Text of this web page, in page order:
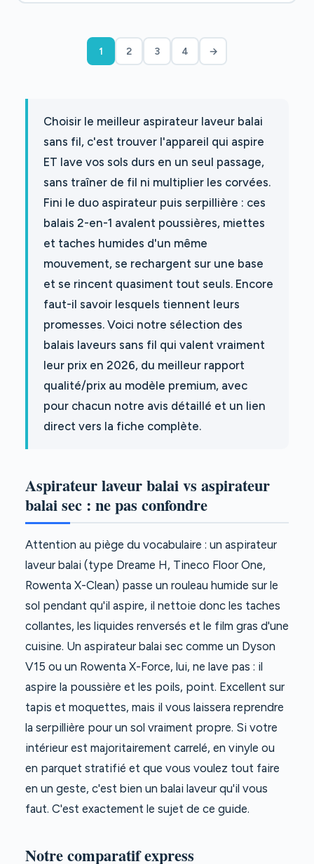
1 2 3 4 →
Choisir le meilleur aspirateur laveur balai
sans fil, c'est trouver l'appareil qui aspire
ET lave vos sols durs en un seul passage,
sans traîner de fil ni multiplier les corvées.
Fini le duo aspirateur puis serpillière : ces
balais 2-en-1 avalent poussières, miettes
et taches humides d'un même
mouvement, se rechargent sur une base
et se rincent quasiment tout seuls. Encore
faut-il savoir lesquels tiennent leurs
promesses. Voici notre sélection des
balais laveurs sans fil qui valent vraiment
leur prix en 2026, du meilleur rapport
qualité/prix au modèle premium, avec
pour chacun notre avis détaillé et un lien
direct vers la fiche complète.
Aspirateur laveur balai vs aspirateur
balai sec : ne pas confondre
Attention au piège du vocabulaire : un aspirateur
laveur balai (type Dreame H, Tineco Floor One,
Rowenta X-Clean) passe un rouleau humide sur le
sol pendant qu'il aspire, il nettoie donc les taches
collantes, les liquides renversés et le film gras d'une
cuisine. Un aspirateur balai sec comme un Dyson
V15 ou un Rowenta X-Force, lui, ne lave pas : il
aspire la poussière et les poils, point. Excellent sur
tapis et moquettes, mais il vous laissera reprendre
la serpillière pour un sol vraiment propre. Si votre
intérieur est majoritairement carrelé, en vinyle ou
en parquet stratifié et que vous voulez tout faire
en un geste, c'est bien un balai laveur qu'il vous
faut. C'est exactement le sujet de ce guide.
Notre comparatif express